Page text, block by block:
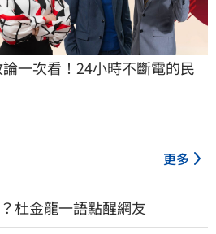
一次看！24小時不斷電的民
更多
杜金龍一語點醒網友